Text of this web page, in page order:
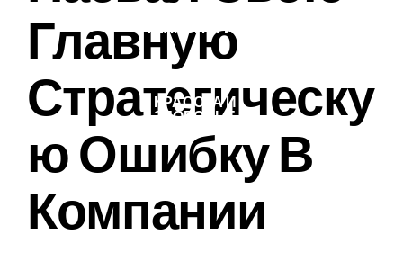
ТЕХНОЛОГИИ
КРАСОТА И
ЗДОРОВЬЕ
Главную
Стратегическу
Ю Ошибку В
Компании